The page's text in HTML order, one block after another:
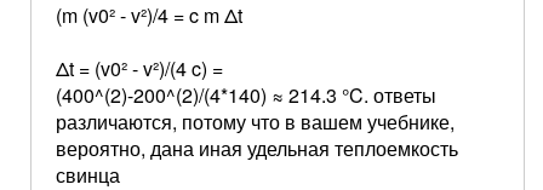
(m (v0² - v²)/4 = c m Δt
Δt = (v0² - v²)/(4 c) =
(400^(2)-200^(2)/(4*140) ≈ 214.3 °C. ответы
различаются, потому что в вашем учебнике,
вероятно, дана иная удельная теплоемкость
свинца